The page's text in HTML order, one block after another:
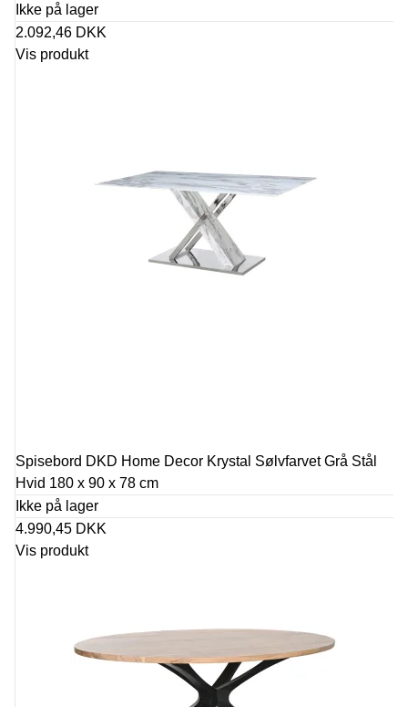
Ikke på lager
2.092,46 DKK
Vis produkt
Spisebord DKD Home Decor Krystal Sølvfarvet Grå Stål
Hvid 180 x 90 x 78 cm
Ikke på lager
4.990,45 DKK
Vis produkt